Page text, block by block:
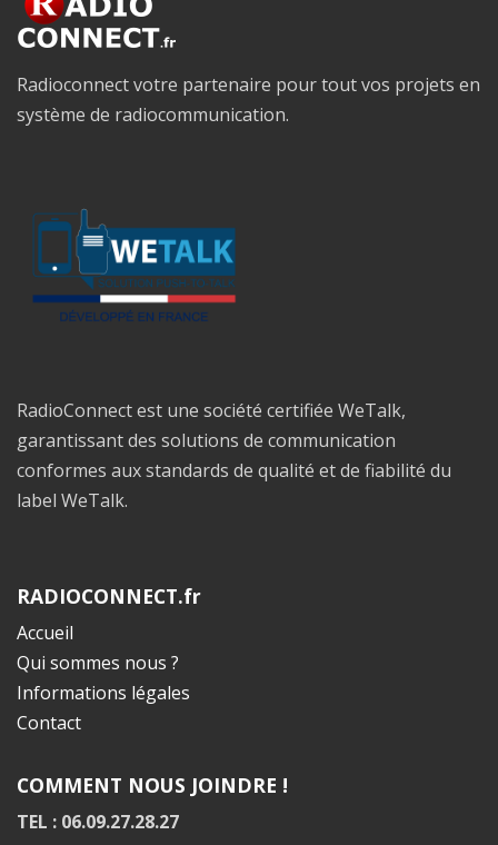
Radioconnect votre partenaire pour tout vos projets en
système de radiocommunication.
RadioConnect est une société certifiée WeTalk,
garantissant des solutions de communication
conformes aux standards de qualité et de fiabilité du
label WeTalk.
RADIOCONNECT.fr
Accueil
Qui sommes nous ?
Informations légales
Contact
COMMENT NOUS JOINDRE !
TEL : 06.09.27.28.27